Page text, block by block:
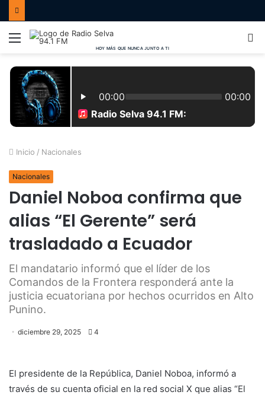
Menú
Inicio / Nacionales
Nacionales
Daniel Noboa confirma que
alias “El Gerente” será
trasladado a Ecuador
El mandatario informó que el líder de los
Comandos de la Frontera responderá ante la
justicia ecuatoriana por hechos ocurridos en Alto
Punino.
diciembre 29, 2025 4
El presidente de la República, Daniel Noboa, informó a
través de su cuenta oficial en la red social X que alias “El